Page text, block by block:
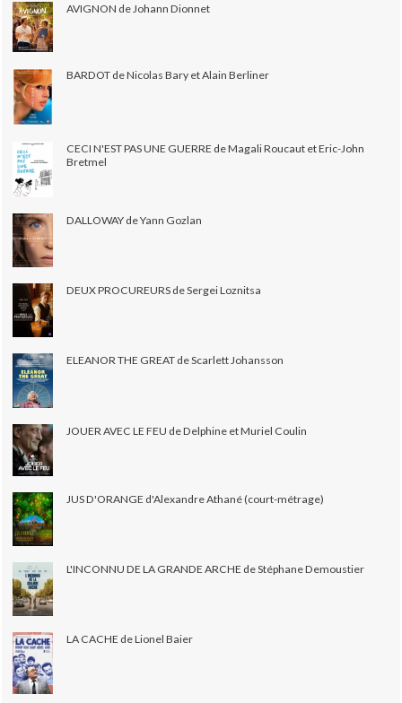
AVIGNON de Johann Dionnet
BARDOT de Nicolas Bary et Alain Berliner
CECI N'EST PAS UNE GUERRE de Magali Roucaut et Eric-John
Bretmel
DALLOWAY de Yann Gozlan
DEUX PROCUREURS de Sergei Loznitsa
ELEANOR THE GREAT de Scarlett Johansson
JOUER AVEC LE FEU de Delphine et Muriel Coulin
JUS D'ORANGE d'Alexandre Athané (court-métrage)
L'INCONNU DE LA GRANDE ARCHE de Stéphane Demoustier
LA CACHE de Lionel Baier